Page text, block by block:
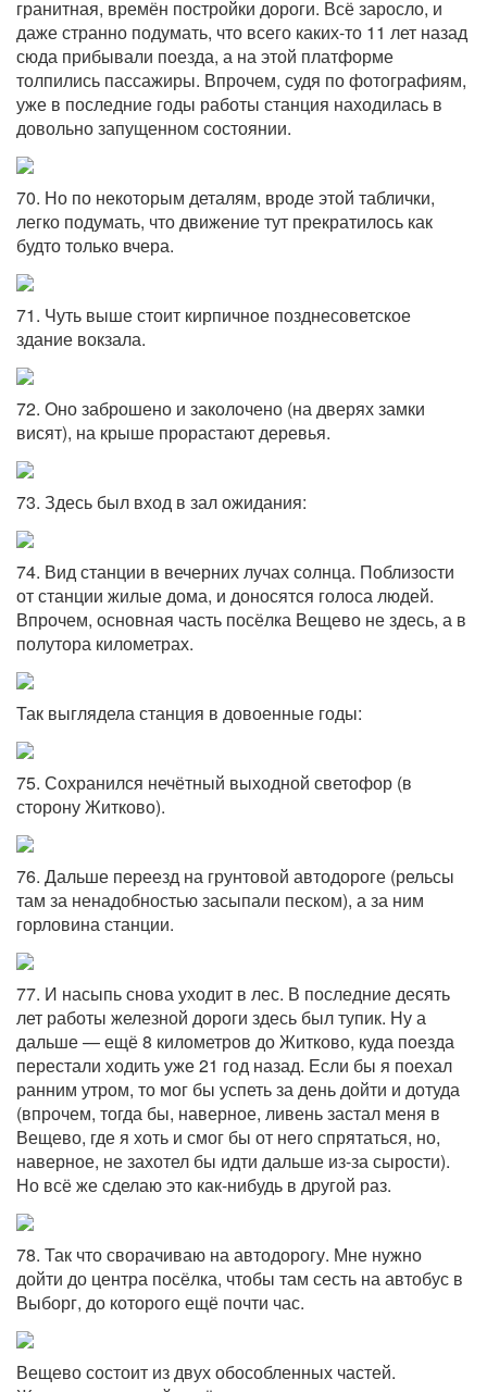
гранитная, времён постройки дороги. Всё заросло, и
даже странно подумать, что всего каких-то 11 лет назад
сюда прибывали поезда, а на этой платформе
толпились пассажиры. Впрочем, судя по фотографиям,
уже в последние годы работы станция находилась в
довольно запущенном состоянии.
70. Но по некоторым деталям, вроде этой таблички,
легко подумать, что движение тут прекратилось как
будто только вчера.
71. Чуть выше стоит кирпичное позднесоветское
здание вокзала.
72. Оно заброшено и заколочено (на дверях замки
висят), на крыше прорастают деревья.
73. Здесь был вход в зал ожидания:
74. Вид станции в вечерних лучах солнца. Поблизости
от станции жилые дома, и доносятся голоса людей.
Впрочем, основная часть посёлка Вещево не здесь, а в
полутора километрах.
Так выглядела станция в довоенные годы:
75. Сохранился нечётный выходной светофор (в
сторону Житково).
76. Дальше переезд на грунтовой автодороге (рельсы
там за ненадобностью засыпали песком), а за ним
горловина станции.
77. И насыпь снова уходит в лес. В последние десять
лет работы железной дороги здесь был тупик. Ну а
дальше — ещё 8 километров до Житково, куда поезда
перестали ходить уже 21 год назад. Если бы я поехал
ранним утром, то мог бы успеть за день дойти и дотуда
(впрочем, тогда бы, наверное, ливень застал меня в
Вещево, где я хоть и смог бы от него спрятаться, но,
наверное, не захотел бы идти дальше из-за сырости).
Но всё же сделаю это как-нибудь в другой раз.
78. Так что сворачиваю на автодорогу. Мне нужно
дойти до центра посёлка, чтобы там сесть на автобус в
Выборг, до которого ещё почти час.
Вещево состоит из двух обособленных частей.